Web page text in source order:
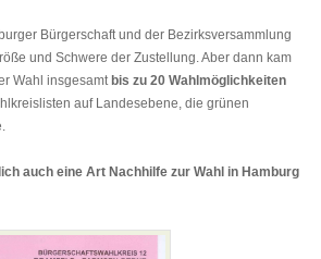
Bürgerschaft und der Bezirksversammlung
und Schwere der Zustellung. Aber dann kam
Wahl insgesamt bis zu 20 Wahlmöglichkeiten
auf Landesebene, die grünen
auch eine Art Nachhilfe zur Wahl in Hamburg